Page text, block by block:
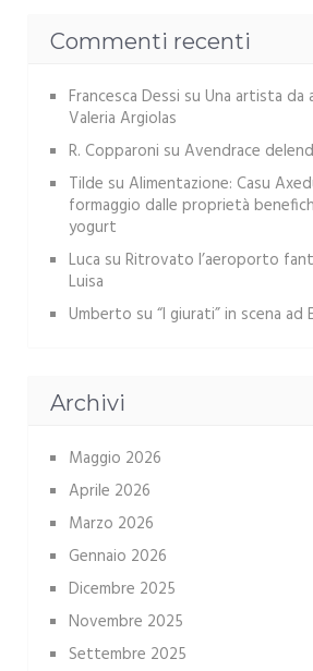
Commenti recenti
Francesca Dessi su Una artista da
Valeria Argiolas
R. Copparoni su Avendrace
Tilde su Alimentazione: Casu
formaggio dalle proprietà
yogurt
Luca su Ritrovato l’aeroporto
Luisa
Umberto su “I giurati” in scena ad
Archivi
Maggio 2026
Aprile 2026
Marzo 2026
Gennaio 2026
Dicembre 2025
Novembre 2025
Settembre 2025